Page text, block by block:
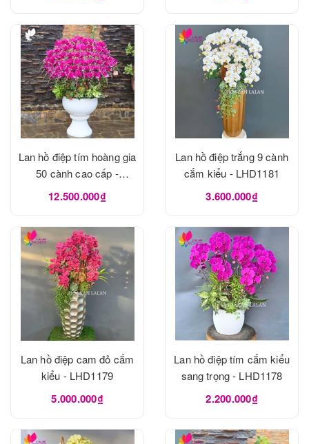
Lan hồ điệp tím hoàng gia
50 cành cao cấp -
LHD1182
12.500.000₫
Lan hồ điệp trắng 9 cành
cắm kiểu - LHD1181
3.600.000₫
Lan hồ điệp cam đỏ cắm
kiểu - LHD1179
5.000.000₫
Lan hồ điệp tím cắm kiểu
sang trọng - LHD1178
2.200.000₫